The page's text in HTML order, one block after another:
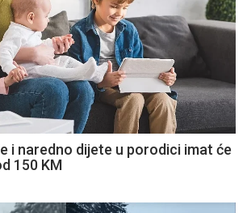
i naredno dijete u porodici imat će
150 KM